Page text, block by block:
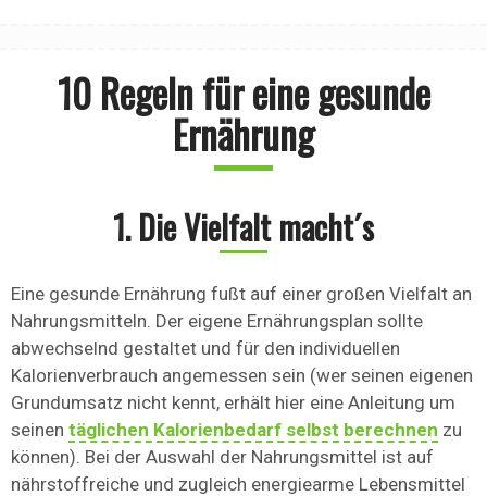
10 Regeln für eine gesunde
Ernährung
1. Die Vielfalt macht´s
Eine gesunde Ernährung fußt auf einer großen Vielfalt an
Nahrungsmitteln. Der eigene Ernährungsplan sollte
abwechselnd gestaltet und für den individuellen
Kalorienverbrauch angemessen sein (wer seinen eigenen
Grundumsatz nicht kennt, erhält hier eine Anleitung um
seinen täglichen Kalorienbedarf selbst berechnen zu
können). Bei der Auswahl der Nahrungsmittel ist auf
nährstoffreiche und zugleich energiearme Lebensmittel